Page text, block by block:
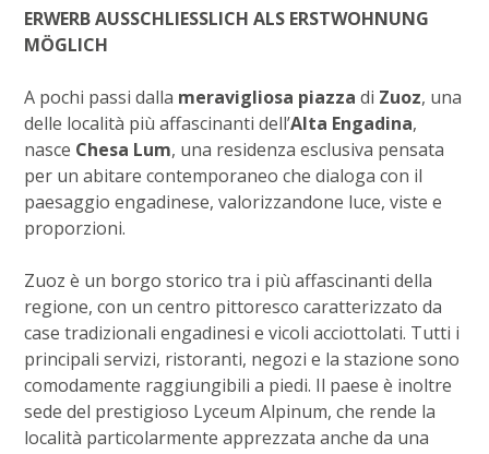
ERWERB AUSSCHLIESSLICH ALS ERSTWOHNUNG
MÖGLICH
A pochi passi dalla meravigliosa piazzadi Zuoz, una
delle località più affascinanti dell’Alta Engadina,
nasce Chesa Lum, una residenza esclusiva pensata
per un abitare contemporaneo che dialoga con il
paesaggio engadinese, valorizzandone luce, viste e
proporzioni.
Zuoz è un borgo storico tra i più affascinanti della
regione, con un centro pittoresco caratterizzato da
case tradizionali engadinesi e vicoli acciottolati. Tutti i
principali servizi, ristoranti, negozi e la stazione sono
comodamente raggiungibili a piedi. Il paese è inoltre
sede del prestigioso Lyceum Alpinum, che rende la
località particolarmente apprezzata anche da una